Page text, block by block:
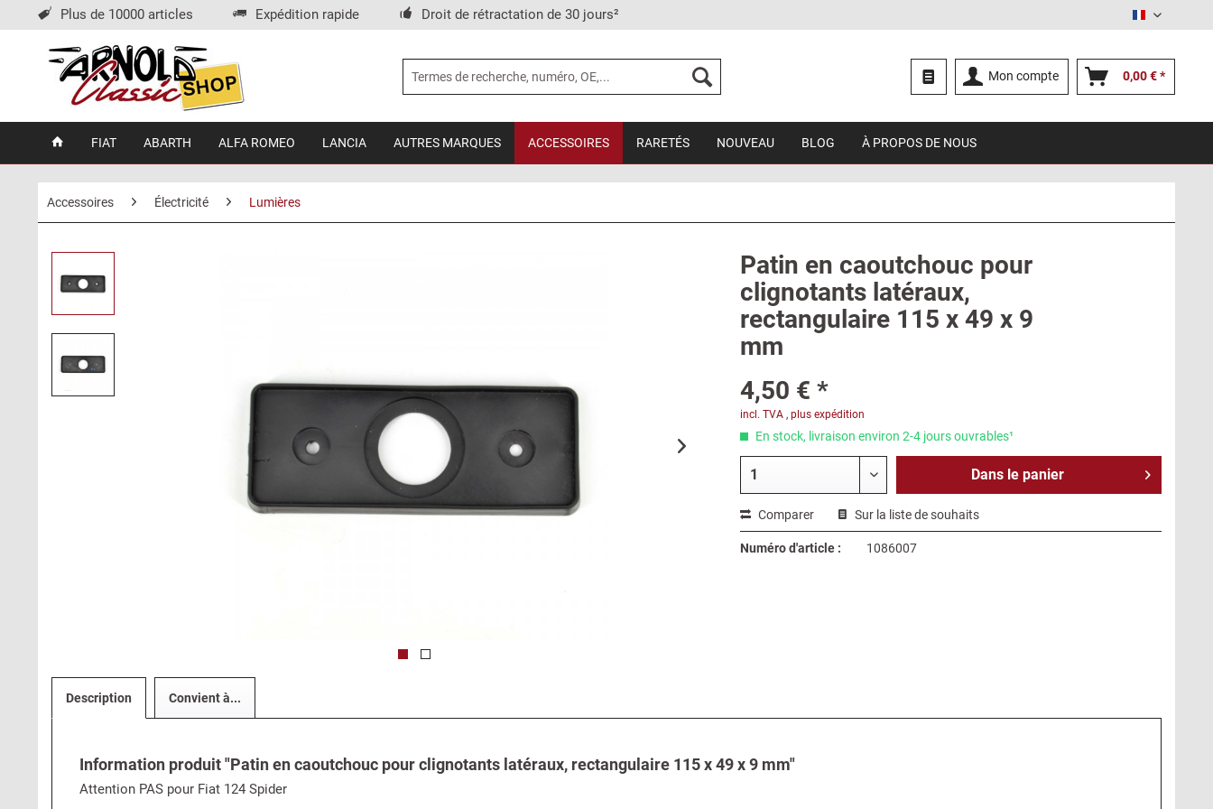
Plus de 10000 articles Expédition rapide Droit de rétractation de 30 jours² Français
Mon compte 0,00 € *
FIAT ABARTH ALFA ROMEO LANCIA AUTRES MARQUES ACCESSOIRES RARETÉS NOUVEAU BLOG À PROPOS DE NOUS
Accessoires Électricité Lumières
Patin en caoutchouc pour
clignotants latéraux,
rectangulaire 115 x 49 x 9
mm
4,50 € *
incl. TVA, plus expédition
En stock, livraison environ 2-4 jours ouvrables¹
Dans le panier
Comparer Sur la liste de souhaits
Numéro d'article : 1086007
Description Convient à...
Information produit "Patin en caoutchouc pour clignotants latéraux, rectangulaire 115 x 49 x 9 mm"
Attention PAS pour Fiat 124 Spider